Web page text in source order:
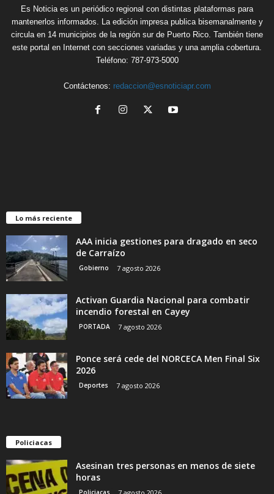
Es Noticia es un periódico regional con distintas plataformas para
mantenerlos informados. La edición impresa publica bisemanalmente y
circula en 14 municipios de la región sur de Puerto Rico. También tiene
este portal en Internet con secciones variadas y una amplia cobertura.
Teléfono: 787-973-5000
Contáctenos: redaccion@esnoticiapr.com
Lo más reciente
AAA inicia gestiones para dragado en seco
de Carraízo
Gobierno 7 agosto 2026
Activan Guardia Nacional para combatir
incendio forestal en Cayey
PORTADA 7 agosto 2026
Ponce será cede del NORCECA Men Final Six
2026
Deportes 7 agosto 2026
Policiacas
Asesinan tres personas en menos de siete
horas
Policiacas